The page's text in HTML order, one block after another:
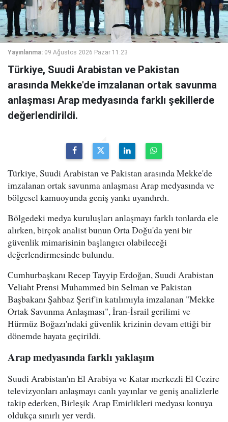
Yayınlanma: 09 Ağustos 2026 Pazar 11:23
Türkiye, Suudi Arabistan ve Pakistan
arasında Mekke'de imzalanan ortak savunma
anlaşması Arap medyasında farklı şekillerde
değerlendirildi.
Türkiye, Suudi Arabistan ve Pakistan arasında Mekke'de
imzalanan ortak savunma anlaşması Arap medyasında ve
bölgesel kamuoyunda geniş yankı uyandırdı.
Bölgedeki medya kuruluşları anlaşmayı farklı tonlarda ele
alırken, birçok analist bunun Orta Doğu'da yeni bir
güvenlik mimarisinin başlangıcı olabileceği
değerlendirmesinde bulundu.
Cumhurbaşkanı Recep Tayyip Erdoğan, Suudi Arabistan
Veliaht Prensi Muhammed bin Selman ve Pakistan
Başbakanı Şahbaz Şerif'in katılımıyla imzalanan "Mekke
Ortak Savunma Anlaşması", İran-İsrail gerilimi ve
Hürmüz Boğazı'ndaki güvenlik krizinin devam ettiği bir
dönemde hayata geçirildi.
Arap medyasında farklı yaklaşım
Suudi Arabistan'ın El Arabiya ve Katar merkezli El Cezire
televizyonları anlaşmayı canlı yayınlar ve geniş analizlerle
takip ederken, Birleşik Arap Emirlikleri medyası konuya
oldukça sınırlı yer verdi.